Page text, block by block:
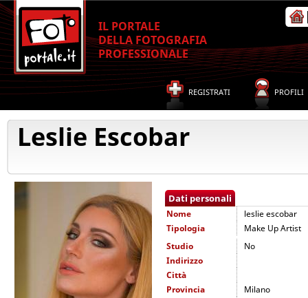
IL PORTALE
DELLA FOTOGRAFIA
PROFESSIONALE
REGISTRATI PROFILI
Leslie Escobar
Dati personali
Nome
leslie escobar
Tipologia
Make Up Artist
Studio
No
Indirizzo
Città
Provincia
Milano